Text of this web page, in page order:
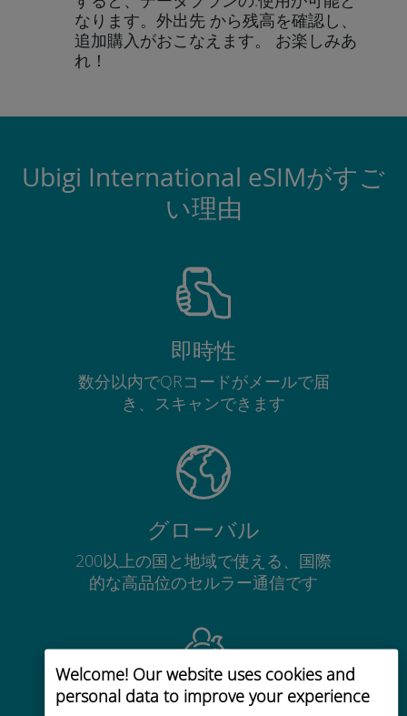
Welcome! Our website uses cookies and
personal data to improve your experience
なります。 外出先 から残高を確認し、
追加購入がおこなえます。
お楽しみあ
れ！
Ubigi International eSIMがすご
い理由
即時性
数分以内でQRコードがメールで届
き、スキャンできます
グローバル
200以上の国と地域で使える、国際
的な高品位のセルラー通信です
コストパフォーマンス